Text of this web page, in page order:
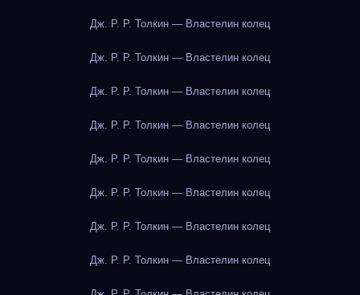
Дж. Р. Р. Толкин — Властелин колец
Дж. Р. Р. Толкин — Властелин колец
Дж. Р. Р. Толкин — Властелин колец
Дж. Р. Р. Толкин — Властелин колец
Дж. Р. Р. Толкин — Властелин колец
Дж. Р. Р. Толкин — Властелин колец
Дж. Р. Р. Толкин — Властелин колец
Дж. Р. Р. Толкин — Властелин колец